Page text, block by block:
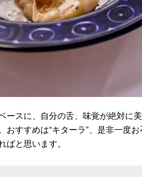
ースに、自分の舌、味覚が絶対に
おすすめは“キターラ”、是非一度
ばと思います。